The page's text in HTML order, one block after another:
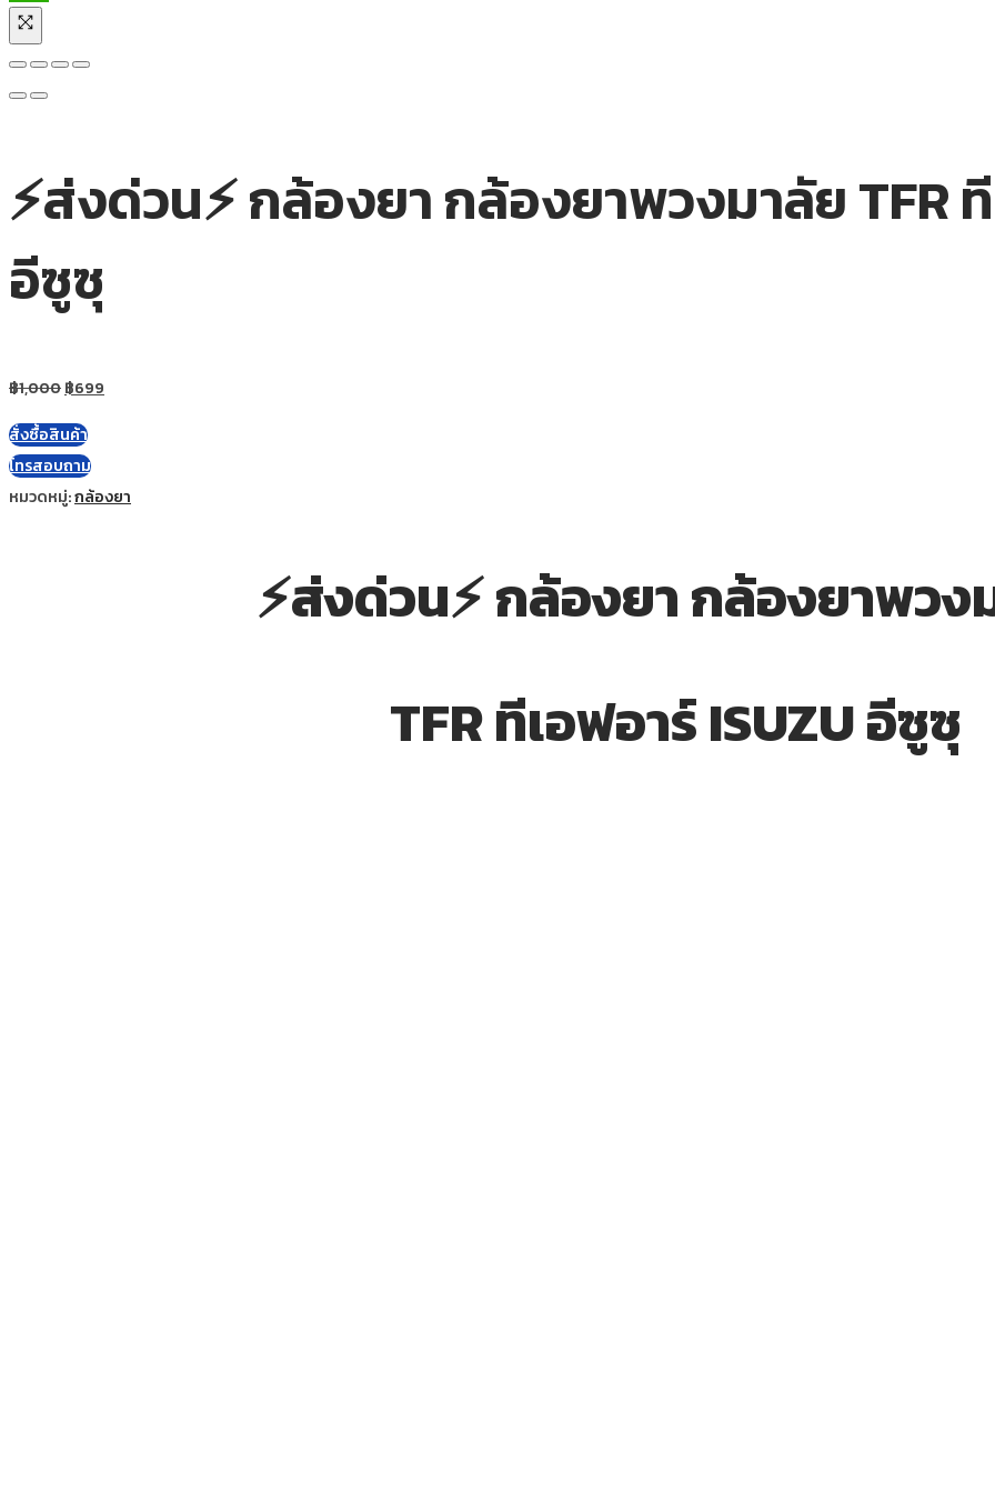
⚡ส่งด่วน⚡ กล้องยา กล้องยาพวงมาลัย TFR
อีซูซุ
฿1,000฿699
สั่งซื้อสินค้า
โทรสอบถาม
หมวดหมู่:กล้องยา
⚡ส่งด่วน⚡ กล้องยา กล้องยาพว
TFR ทีเอฟอาร์ ISUZU อีซูซุ